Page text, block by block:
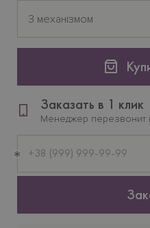
З механізмом
Заказать в 1 клик
Менеджер перезвонит
телефон